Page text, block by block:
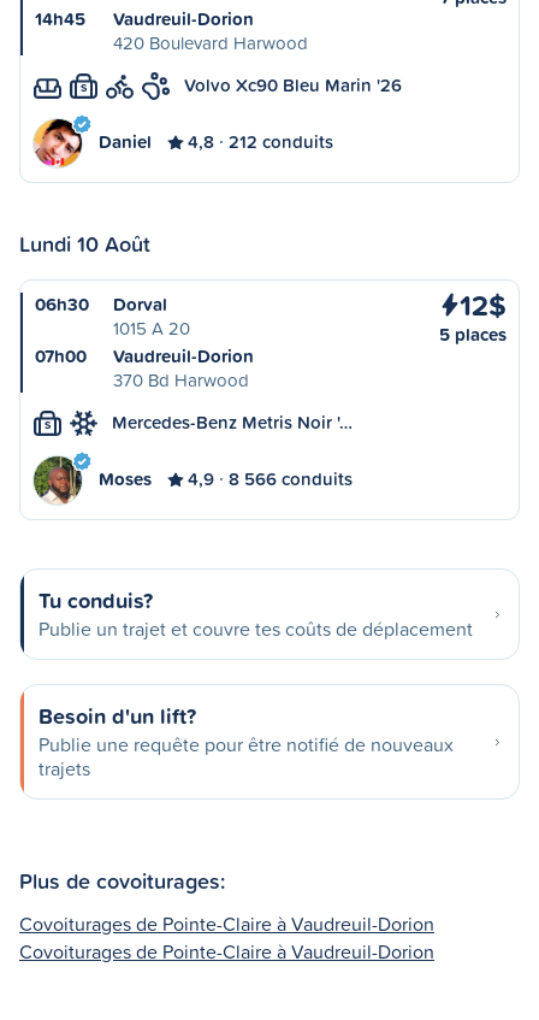
14h45
Vaudreuil-Dorion
420 Boulevard Harwood
S Volvo Xc90 Bleu Marin '26
Daniel 4,8 212 conduits
Lundi 10 Août
06h30
Dorval
1015 A 20
07h00
Vaudreuil-Dorion
370 Bd Harwood
12$
5 places
S Mercedes-Benz Metris Noir '…
Moses 4,9 8 566 conduits
Tu conduis?
Publie un trajet et couvre tes coûts de déplacement
Besoin d'un lift?
Publie une requête pour être notifié de nouveaux
trajets
Plus de covoiturages:
Covoiturages de Pointe-Claire à Vaudreuil-Dorion
Covoiturages de Pointe-Claire à Vaudreuil-Dorion